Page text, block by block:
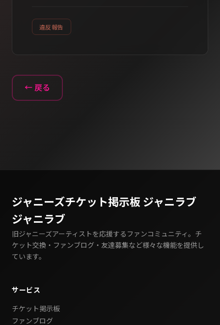
違反報告
← 戻る
ジャニーズチケット掲示板 ジャニラブ
ジャニラブ
旧ジャニーズアーティストを応援するファンコミュニティ。チ
ケット交換・ファンブログ・友達募集など様々な機能を提供し
ています。
サービス
チケット掲示板
ファンブログ